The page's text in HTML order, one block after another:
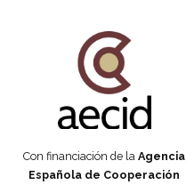
Con financiación de la Agencia
Española de Cooperación